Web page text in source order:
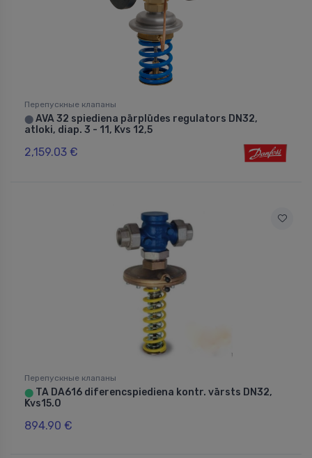
Перепускные клапаны
⬤ AVA 32 spiediena pārplūdes regulators DN32,
atloki, diap. 3 - 11, Kvs 12,5
2,159.03 €
Перепускные клапаны
⬤ TA DA616 diferencspiediena kontr. vārsts DN32,
Kvs15.0
894.90 €